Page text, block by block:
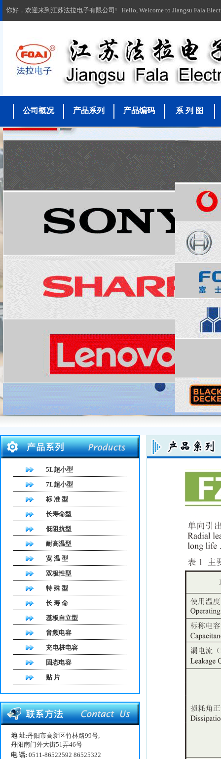
你好，欢迎来到江苏法拉电子有限公司! Hello, Welcome to Jiangsu Fala
公司概况 产品系列 产品编码 系 列 图
5L超小型
7L超小型
标 准 型
长寿命型
低阻抗型
耐高温型
宽 温 型
双极性型
特 殊 型
长 寿 命
基板自立型
音频电容
充电桩电容
固态电容
贴 片
地 址:丹阳市高新区竹林路99号;
丹阳南门外大街51弄46号
电 话: 0511-86522592 86525322